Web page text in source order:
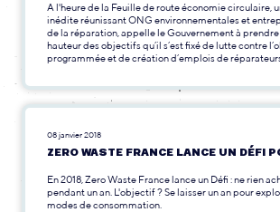
A l'heure de la Feuille de route économie circulaire,
inédite réunissant ONG environnementales et
de la réparation, appelle le Gouvernement à prendre
hauteur des objectifs qu’il s’est fixé de lutte contre
programmée et de création d’emplois de
08 janvier 2018
ZERO WASTE FRANCE LANCE UN DÉFI
En 2018, Zero Waste France lance un Défi : ne rien
pendant un an. L'objectif ? Se laisser un an pour
modes de consommation.